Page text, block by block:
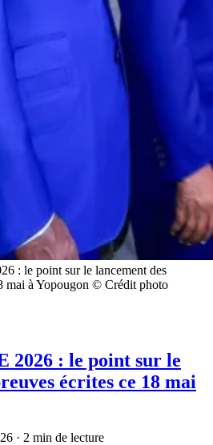
: le point sur le lancement des
mai à Yopougon © Crédit photo
2026 : le point sur le
écrites ce 18 mai
· 2 min de lecture